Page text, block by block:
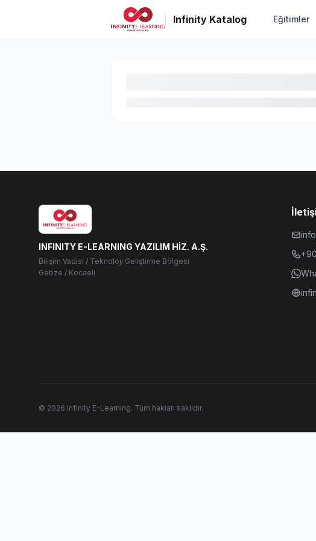
Infinity Katalog Eğitimler
INFINITY E-LEARNING YAZILIM HİZ. A.Ş.
Bilişim Vadisi / Teknoloji Geliştirme Bölgesi
Gebze / Kocaeli
© 2026 Infinity E-Learning. Tüm hakları saklıdır.